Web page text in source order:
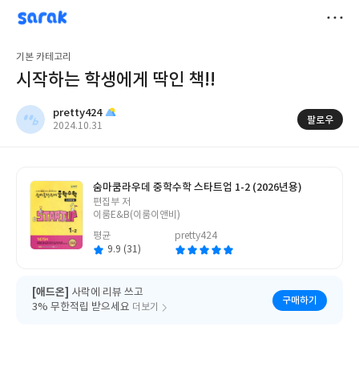
sarak
pretty424
기본 카테고리
시작하는 학생에게 딱인 책!!
pretty424
작
2024.10.31
팔로우
숨마쿰라우데 중학수학 스타트업 1-2 (2026년용)
글
쓴
편집부 저
이룸E&B(이룸이앤비)
평균
9.9 (31)
pretty424
[애드온] 사락에 리뷰 쓰고
3% 무한적립 받으세요 더보기
구매하기